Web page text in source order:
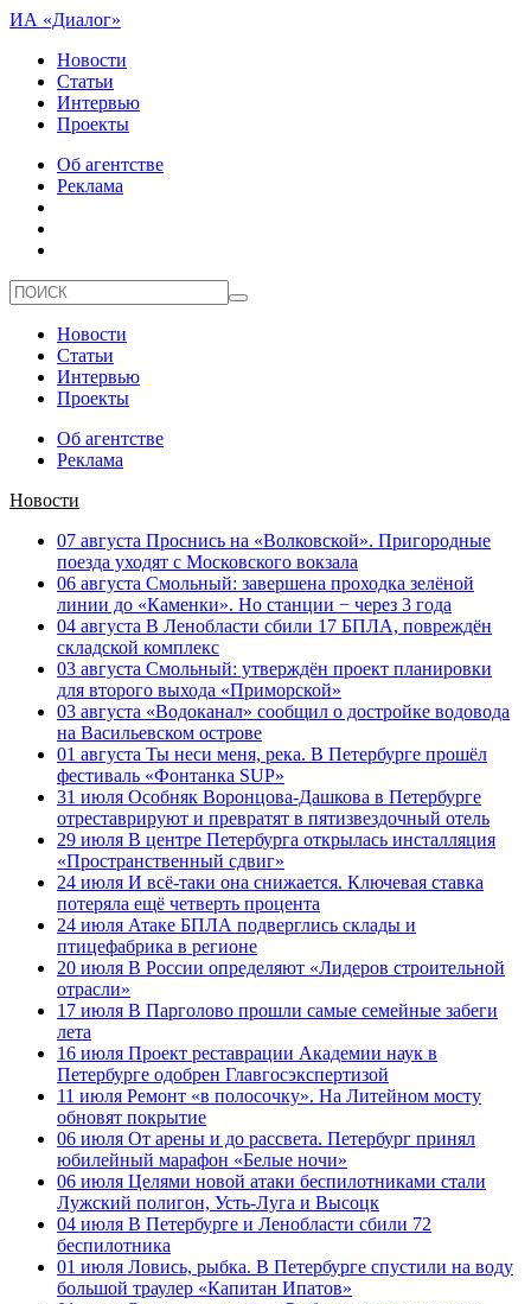
ИА «Диалог»
Новости
Статьи
Интервью
Проекты
Об агентстве
Реклама
Новости
Статьи
Интервью
Проекты
Об агентстве
Реклама
Новости
07 августа Проснись на «Волковской». Пригородные
поезда уходят с Московского вокзала
06 августа Смольный: завершена проходка зелёной
линии до «Каменки». Но станции − через 3 года
04 августа В Ленобласти сбили 17 БПЛА, повреждён
складской комплекс
03 августа Смольный: утверждён проект планировки
для второго выхода «Приморской»
03 августа «Водоканал» сообщил о достройке водовода
на Васильевском острове
01 августа Ты неси меня, река. В Петербурге прошёл
фестиваль «Фонтанка SUP»
31 июля Особняк Воронцова-Дашкова в Петербурге
отреставрируют и превратят в пятизвездочный отель
29 июля В центре Петербурга открылась инсталляция
«Пространственный сдвиг»
24 июля И всё-таки она снижается. Ключевая ставка
потеряла ещё четверть процента
24 июля Атаке БПЛА подверглись склады и
птицефабрика в регионе
20 июля В России определяют «Лидеров строительной
отрасли»
17 июля В Парголово прошли самые семейные забеги
лета
16 июля Проект реставрации Академии наук в
Петербурге одобрен Главгосэкспертизой
11 июля Ремонт «в полосочку». На Литейном мосту
обновят покрытие
06 июля От арены и до рассвета. Петербург принял
юбилейный марафон «Белые ночи»
06 июля Целями новой атаки беспилотниками стали
Лужский полигон, Усть-Луга и Высоцк
04 июля В Петербурге и Ленобласти сбили 72
беспилотника
01 июля Ловись, рыбка. В Петербурге спустили на воду
большой траулер «Капитан Ипатов»